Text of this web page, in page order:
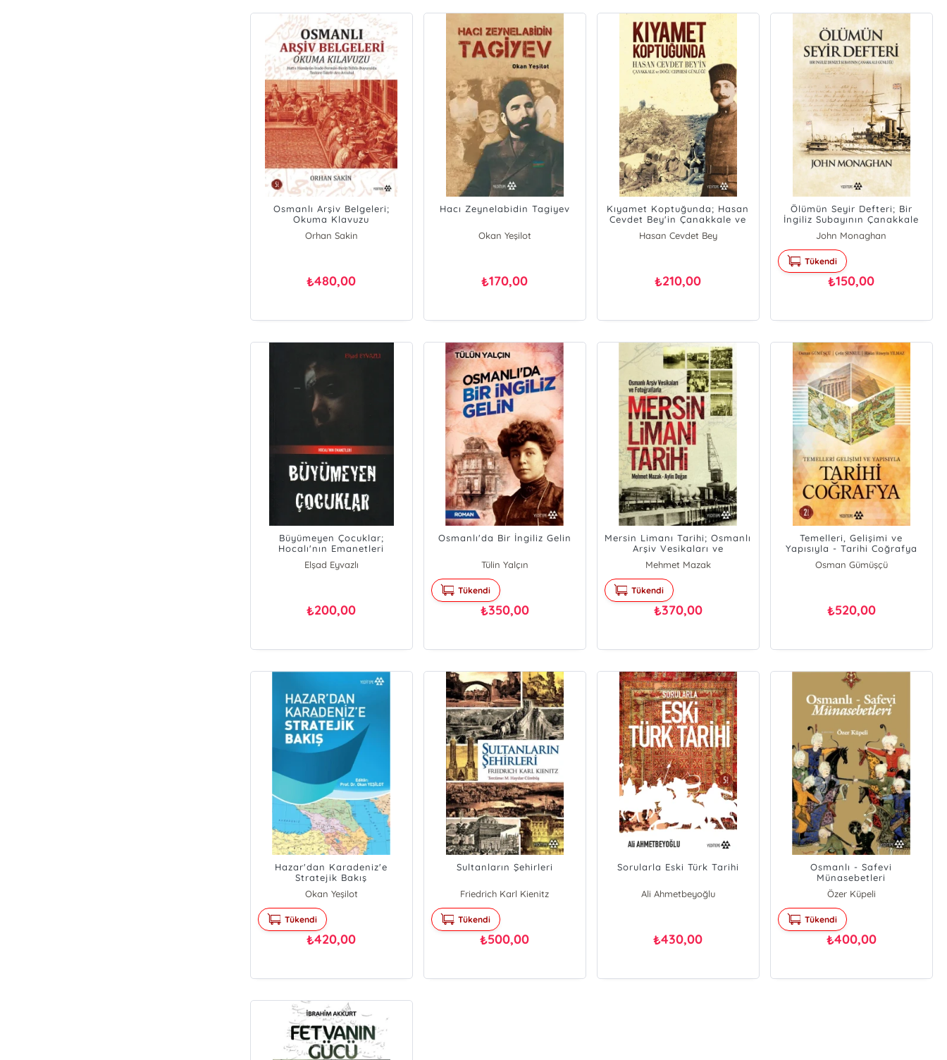
Osmanlı Arşiv Belgeleri;
Okuma Klavuzu
Orhan Sakin
₺480,00
Hacı Zeynelabidin Tagiyev
Okan Yeşilot
₺170,00
Kıyamet Koptuğunda; Hasan
Cevdet Bey'in Çanakkale ve
Doğu Cephesi Günlüğü
Hasan Cevdet Bey
₺210,00
Ölümün Seyir Defteri; Bir
İngiliz Subayının Çanakkale
Günlüğü
John Monaghan
Tükendi
₺150,00
Büyümeyen Çocuklar;
Hocalı'nın Emanetleri
Elşad Eyvazlı
₺200,00
Osmanlı'da Bir İngiliz Gelin
Tülin Yalçın
Tükendi
₺350,00
Mersin Limanı Tarihi; Osmanlı
Arşiv Vesikaları ve
Fotoğraflarla
Mehmet Mazak
Aylin Doğan
Tükendi
₺370,00
Temelleri, Gelişimi ve
Yapısıyla - Tarihi Coğrafya
Osman Gümüşçü
₺520,00
Hazar'dan Karadeniz'e
Stratejik Bakış
Okan Yeşilot
Tükendi
₺420,00
Sultanların Şehirleri
Friedrich Karl Kienitz
Tükendi
₺500,00
Sorularla Eski Türk Tarihi
Ali Ahmetbeyoğlu
₺430,00
Osmanlı - Safevi
Münasebetleri
Özer Küpeli
Tükendi
₺400,00